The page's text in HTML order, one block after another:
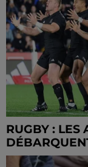
RUGBY : LES